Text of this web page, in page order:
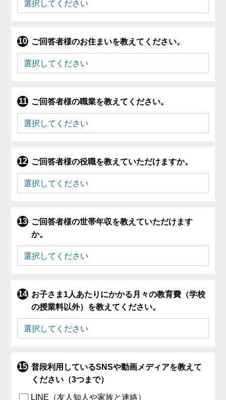
ご回答者様のお住まいを教えてください。
ご回答者様の職業を教えてください。
ご回答者様の役職を教えていただけますか。
ご回答者様の世帯年収を教えていただけます
か。
お子さま1人あたりにかかる月々の教育費（学校
の授業料以外）を教えてください。
普段利用しているSNSや動画メディアを教えて
ください（3つまで）
LINE（友人知人や家族と連絡）